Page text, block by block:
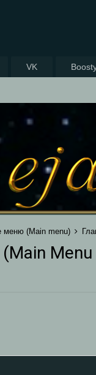
VK
меню (Main menu)
Menu